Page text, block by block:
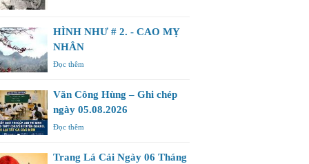
HÌNH NHƯ # 2. - CAO MỴ
NHÂN
Đọc thêm
Văn Công Hùng – Ghi chép
ngày 05.08.2026
Đọc thêm
Trang Lá Cải Ngày 06 Tháng